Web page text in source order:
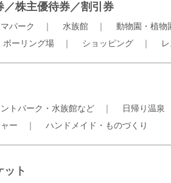
／株主優待券／割引券
パーク ｜ 水族館 ｜ 動物園・植物
ボーリング場 ｜ ショッピング ｜
トパーク・水族館など ｜ 日帰り温泉
ー ｜ ハンドメイド・ものづくり
ット